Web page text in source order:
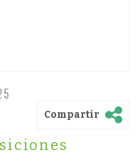
Compartir